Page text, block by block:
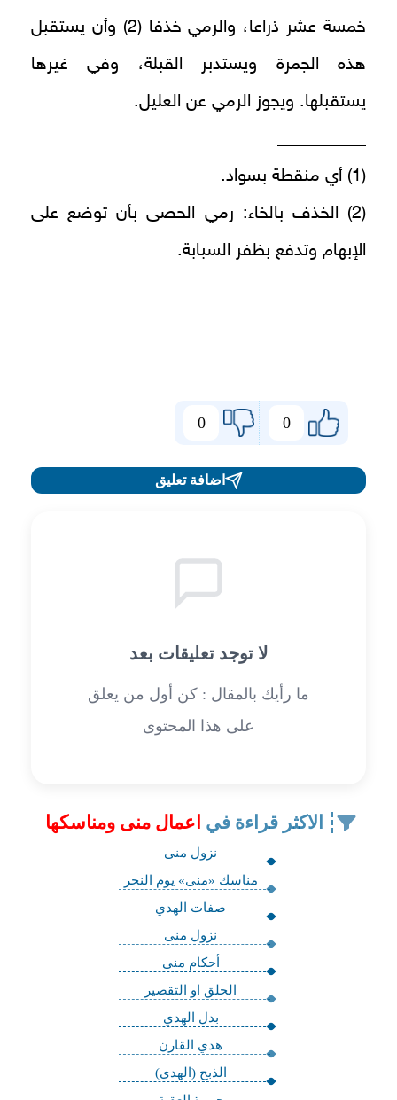
خمسة عشر ذراعا، والرمي خذفا (2) وأن يستقبل
هذه الجمرة ويستدبر القبلة، وفي غيرها
يستقبلها. ويجوز الرمي عن العليل.
(1) أي منقطة بسواد.
(2) الخذف بالخاء: رمي الحصى بأن توضع على
الإبهام وتدفع بظفر السبابة.
0
0
اضافة تعليق
لا توجد تعليقات بعد
ما رأيك بالمقال : كن أول من يعلق
على هذا المحتوى
الاكثر قراءة في اعمال منى ومناسكها
نزول منى
مناسك «منى» يوم النحر
صفات الهدي
نزول منى
أحكام منى
الحلق او التقصير
بدل الهدي
هدي القارن
الذبح (الهدي)